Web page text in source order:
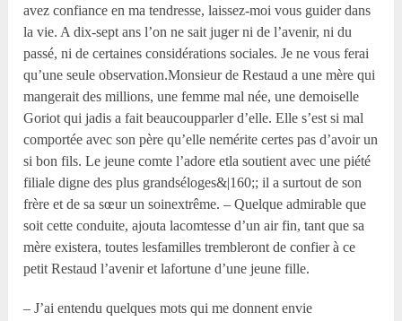
avez confiance en ma tendresse, laissez-moi vous guider dans
la vie. A dix-sept ans l’on ne sait juger ni de l’avenir, ni du
passé, ni de certaines considérations sociales. Je ne vous ferai
qu’une seule observation.Monsieur de Restaud a une mère qui
mangerait des millions, une femme mal née, une demoiselle
Goriot qui jadis a fait beaucoupparler d’elle. Elle s’est si mal
comportée avec son père qu’elle nemérite certes pas d’avoir un
si bon fils. Le jeune comte l’adore etla soutient avec une piété
filiale digne des plus grandséloges&|160;; il a surtout de son
frère et de sa sœur un soinextrême. – Quelque admirable que
soit cette conduite, ajouta lacomtesse d’un air fin, tant que sa
mère existera, toutes lesfamilles trembleront de confier à ce
petit Restaud l’avenir et lafortune d’une jeune fille.
– J’ai entendu quelques mots qui me donnent envie